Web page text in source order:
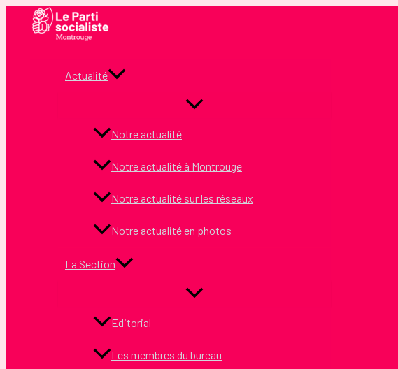
Actualité
Notre actualité
Notre actualité à Montrouge
Notre actualité sur les réseaux
Notre actualité en photos
La Section
Editorial
Les membres du bureau